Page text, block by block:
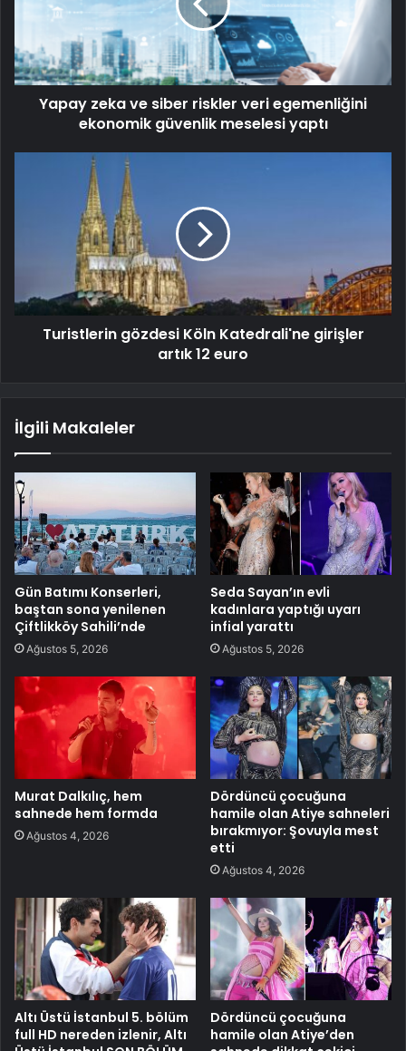
Yapay zeka ve siber riskler veri egemenliğini
ekonomik güvenlik meselesi yaptı
Turistlerin gözdesi Köln Katedrali'ne girişler
artık 12 euro
İlgili Makaleler
Gün Batımı Konserleri,
baştan sona yenilenen
Çiftlikköy Sahili’nde
Ağustos 5, 2026
Seda Sayan’ın evli
kadınlara yaptığı uyarı
infial yarattı
Ağustos 5, 2026
Murat Dalkılıç, hem
sahnede hem formda
Ağustos 4, 2026
Dördüncü çocuğuna
hamile olan Atiye sahneleri
bırakmıyor: Şovuyla mest
etti
Ağustos 4, 2026
Altı Üstü İstanbul 5. bölüm
full HD nereden izlenir, Altı
Dördüncü çocuğuna
hamile olan Atiye’den